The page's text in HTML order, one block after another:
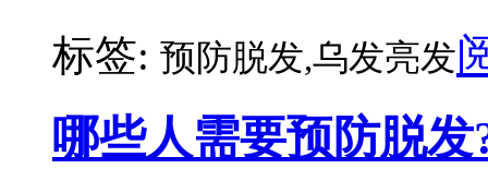
标签: 预防脱发,乌发亮发
哪些人需要预防脱发